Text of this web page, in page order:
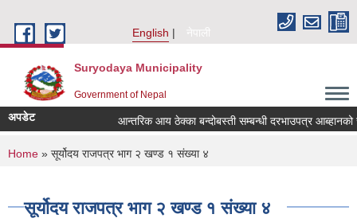
English
नेपाली
Suryodaya Municipality
Government of Nepal
अपडेट आन्तरिक आय ठेक्का बन्दोबस्ती सम्बन्धी दरभाउपत्र आब्हानको
You are here
Home » सूर्योदय राजपत्र भाग २ खण्ड १ संख्या ४
सूर्योदय राजपत्र भाग २ खण्ड १ संख्या ४